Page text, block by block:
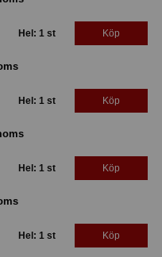
Hel: 1 st Köp
Hel: 1 st Köp
Hel: 1 st Köp
Hel: 1 st Köp